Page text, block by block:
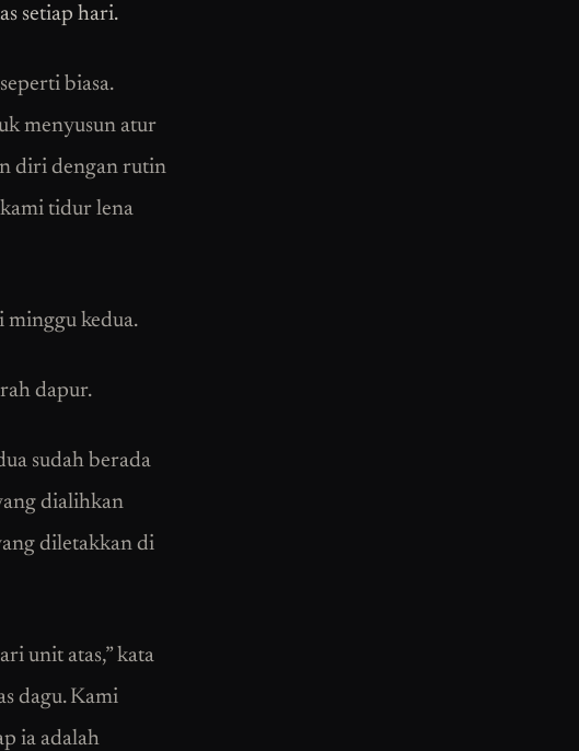
setiap hari.
biasa.
menyusun atur
diri dengan rutin
tidur lena
minggu kedua.
dapur.
sudah berada
dialihkan
diletakkan di
unit atas,” kata
dagu. Kami
ia adalah